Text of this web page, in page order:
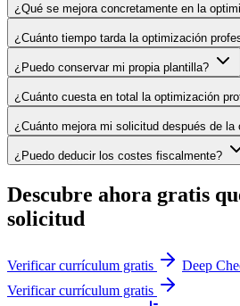
¿Qué se mejora concretamente en la
¿Cuánto tiempo tarda la optimización
¿Puedo conservar mi propia plantilla?
¿Cuánto cuesta en total la optimización
¿Cuánto mejora mi solicitud después de la
¿Puedo deducir los costes fiscalmente?
Descubre ahora gratis
solicitud
Verificar currículum gratis
Deep
Verificar currículum gratis